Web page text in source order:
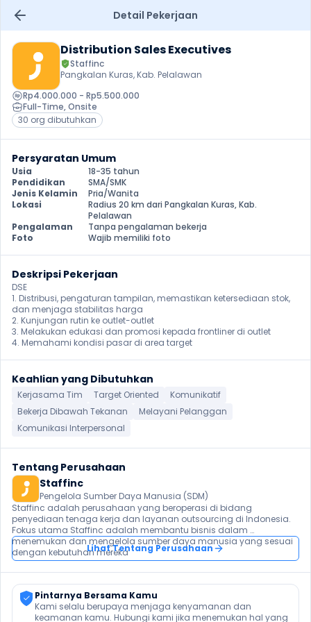
Detail Pekerjaan
Distribution Sales Executives
Staffinc
Pangkalan Kuras, Kab. Pelalawan
Rp4.000.000 - Rp5.500.000
Full-Time, Onsite
30 org dibutuhkan
Persyaratan Umum
Usia
18-35 tahun
Pendidikan
SMA/SMK
Jenis Kelamin
Pria/Wanita
Lokasi
Radius 20 km dari Pangkalan Kuras, Kab.
Pelalawan
Pengalaman
Tanpa pengalaman bekerja
Foto
Wajib memiliki foto
Deskripsi Pekerjaan
DSE
1. Distribusi, pengaturan tampilan, memastikan ketersediaan stok,
dan menjaga stabilitas harga
2. Kunjungan rutin ke outlet-outlet
3. Melakukan edukasi dan promosi kepada frontliner di outlet
4. Memahami kondisi pasar di area target
Keahlian yang Dibutuhkan
Kerjasama Tim Target Oriented
Komunikatif
Bekerja Dibawah Tekanan
Melayani Pelanggan
Komunikasi Interpersonal
Tentang Perusahaan
Staffinc
Pengelola Sumber Daya Manusia (SDM)
Staffinc adalah perusahaan yang beroperasi di bidang
penyediaan tenaga kerja dan layanan outsourcing di Indonesia.
Fokus utama Staffinc adalah membantu bisnis dalam
menemukan dan mengelola sumber daya manusia yang sesuai
Lihat Tentang Perusahaan
Pintarnya Bersama Kamu
Kami selalu berupaya menjaga kenyamanan dan
keamanan kamu. Hubungi kami jika menemukan hal yang